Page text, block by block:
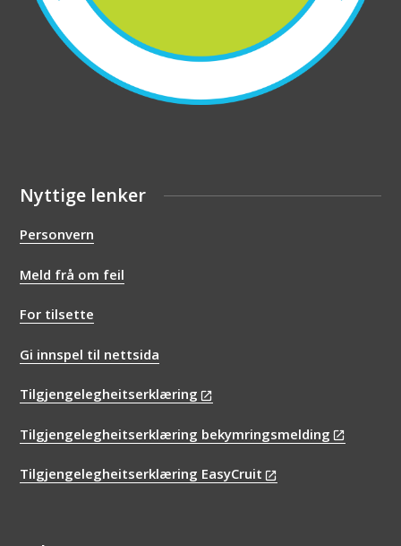
Nyttige lenker
Personvern
Meld frå om feil
For tilsette
Gi innspel til nettsida
Tilgjengelegheitserklæring
Tilgjengelegheitserklæring bekymringsmelding
Tilgjengelegheitserklæring EasyCruit